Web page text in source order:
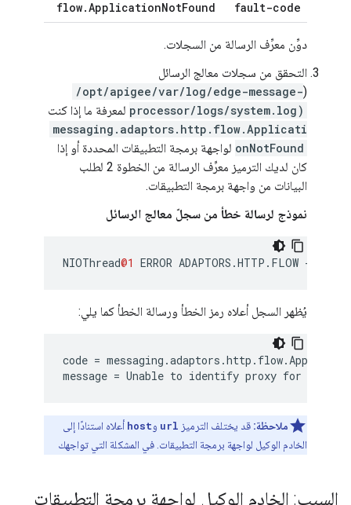
fault-code
flow.ApplicationNotFound
دوِّن معرِّف الرسالة من السجلات.
التحقق من سجلات معالج الرسائل
(
/opt/apigee/var/log/edge-message-
processor/logs/system.log) لمعرفة ما إذا كنت
messaging.adaptors.http.flow.Applicati
onNotFound لواجهة برمجة التطبيقات المحددة أو إذا
كان لديك الترميز معرِّف الرسالة من الخطوة 2 لطلب
البيانات من واجهة برمجة التطبيقات.
نموذج لرسالة خطأ من سجلّ معالج الرسائل
NIOThread@1 ERROR ADAPTORS .HTTP . FLOW -
يُظهر السجل أعلاه رمز الخطأ ورسالة الخطأ كما يلي:
code =
message = Unable to identify proxy for host:
ملاحظة: قد يختلف الترميز url وhost أعلاه استنادًا إلى
الخادم الوكيل لواجهة برمجة التطبيقات. في المشكلة التي تواجهك
السبب: الخادم الوكيل لواجهة برمجة التطبيقات